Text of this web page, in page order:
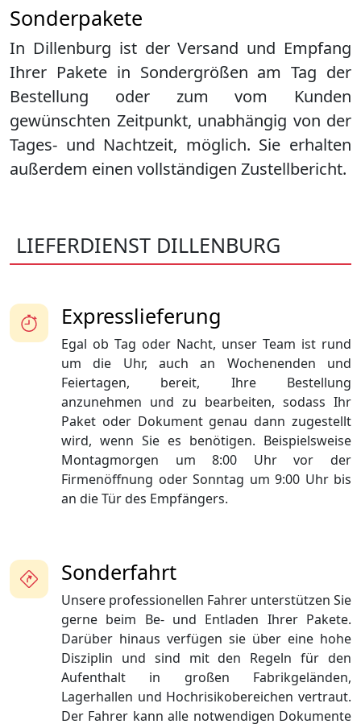
Sonderpakete
In Dillenburg ist der Versand und Empfang
Ihrer Pakete in Sondergrößen am Tag der
Bestellung oder zum vom Kunden
gewünschten Zeitpunkt, unabhängig von der
Tages- und Nachtzeit, möglich. Sie erhalten
außerdem einen vollständigen Zustellbericht.
LIEFERDIENST DILLENBURG
Sonderfahrt
Unsere professionellen Fahrer unterstützen Sie
gerne beim Be- und Entladen Ihrer Pakete.
Darüber hinaus verfügen sie über eine hohe
Disziplin und sind mit den Regeln für den
Aufenthalt in großen Fabrikgeländen,
Lagerhallen und Hochrisikobereichen vertraut.
Der Fahrer kann alle notwendigen Dokumente
Expresslieferung
Egal ob Tag oder Nacht, unser Team ist rund
um die Uhr, auch an Wochenenden und
Feiertagen, bereit, Ihre Bestellung
anzunehmen und zu bearbeiten, sodass Ihr
Paket oder Dokument genau dann zugestellt
wird, wenn Sie es benötigen. Beispielsweise
Montagmorgen um 8:00 Uhr vor der
Firmenöffnung oder Sonntag um 9:00 Uhr bis
an die Tür des Empfängers.